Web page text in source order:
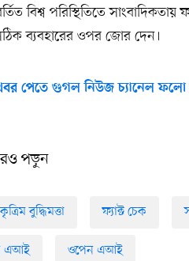
বিশ্ব পরিস্থিতিতে সাংবাদিকতায়
ব্যবহারের ওপর জোর দেন।
পেতে গুগল নিউজ চ্যানেল
পড়ুন
কৃত্রিম বুদ্ধিমত্তা ফ্যাক্ট চেক
এআই ওপেন এআই